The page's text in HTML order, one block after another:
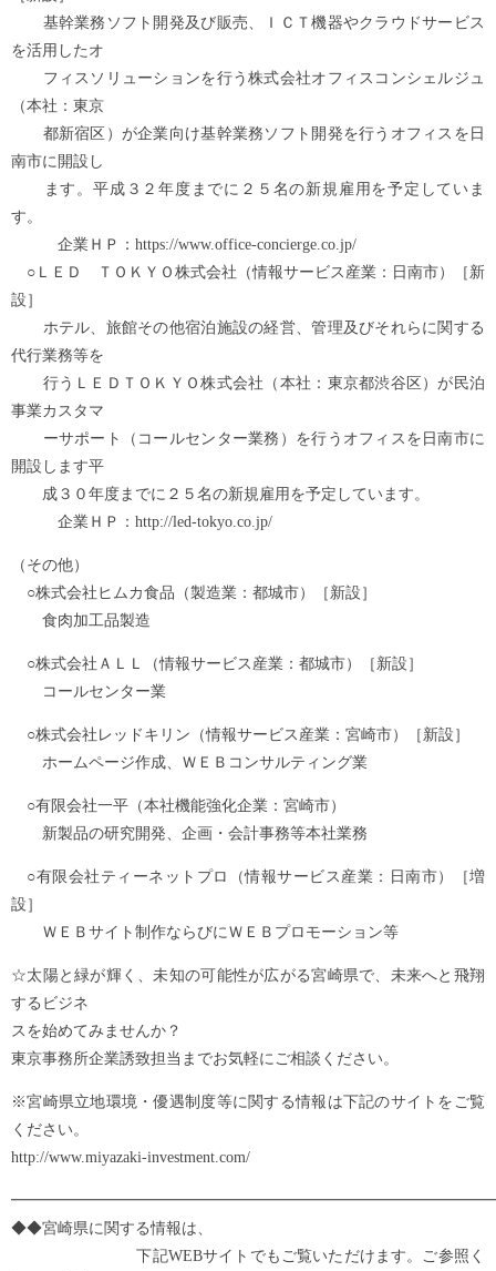
基幹業務ソフト開発及び販売、ＩＣＴ機器やクラウドサービス
を活用したオ
フィスソリューションを行う株式会社オフィスコンシェルジュ
（本社：東京
都新宿区）が企業向け基幹業務ソフト開発を行うオフィスを日
南市に開設し
ます。平成３２年度までに２５名の新規雇用を予定していま
す。
企業ＨＰ：https://www.office-concierge.co.jp/
○ＬＥＤ ＴＯＫＹＯ株式会社（情報サービス産業：日南市）［新
設］
ホテル、旅館その他宿泊施設の経営、管理及びそれらに関する
代行業務等を
行うＬＥＤＴＯＫＹＯ株式会社（本社：東京都渋谷区）が民泊
事業カスタマ
ーサポート（コールセンター業務）を行うオフィスを日南市に
開設します平
成３０年度までに２５名の新規雇用を予定しています。
企業ＨＰ：http://led-tokyo.co.jp/
（その他）
○株式会社ヒムカ食品（製造業：都城市）［新設］
食肉加工品製造
○株式会社ＡＬＬ（情報サービス産業：都城市）［新設］
コールセンター業
○株式会社レッドキリン（情報サービス産業：宮崎市）［新設］
ホームページ作成、ＷＥＢコンサルティング業
○有限会社一平（本社機能強化企業：宮崎市）
新製品の研究開発、企画・会計事務等本社業務
○有限会社ティーネットプロ（情報サービス産業：日南市）［増
設］
ＷＥＢサイト制作ならびにＷＥＢプロモーション等
☆太陽と緑が輝く、未知の可能性が広がる宮崎県で、未来へと飛翔
するビジネ
スを始めてみませんか？
東京事務所企業誘致担当までお気軽にご相談ください。
※宮崎県立地環境・優遇制度等に関する情報は下記のサイトをご覧
ください。
http://www.miyazaki-investment.com/
◆◆宮崎県に関する情報は、
下記WEBサイトでもご覧いただけます。ご参照く